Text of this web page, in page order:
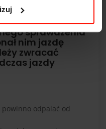
sprawdzenia
nim jazdę
zwracać
jazdy
odpalać od